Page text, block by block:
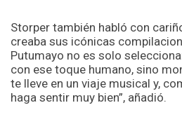
Storper también habló con
creaba sus icónicas
Putumayo no es solo
con ese toque humano, sino
te lleve en un viaje musical y,
haga sentir muy bien”, añadió.